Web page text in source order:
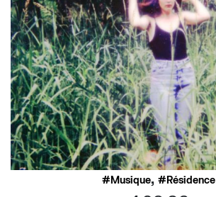
Musique, Résidence